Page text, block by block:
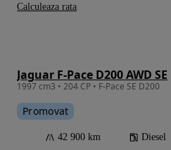
Jaguar F-Pace D200 AWD SE
1997 cm3 • 204 CP • F-Pace SE D200
Promovat
42 900 km Diesel
Calculeaza rata